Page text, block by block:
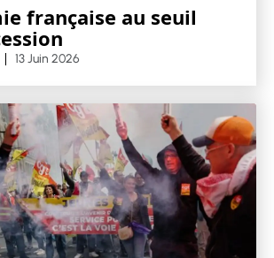
française au seuil
13 Juin 2026